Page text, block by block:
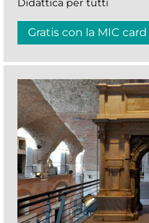
Didattica per tutti
Gratis con la MIC card